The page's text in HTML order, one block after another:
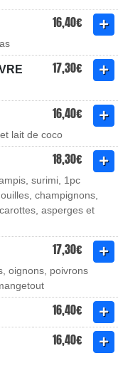
16,40€
17,30€
16,40€
lait de coco
18,30€
surimi, 1pc
champignons,
asperges et
17,30€
oignons, poivrons
16,40€
16,40€